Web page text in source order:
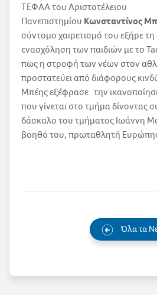
ΤΕΦΑΑ του Αριστοτέλειου
Πανεπιστημίου Κωνσταντίνος
σύντομο χαιρετισμό του εξήρε
ενασχόληση των παιδιών με το
πως η στροφή των νέων στον
προστατεύει από διάφορους
Μπέης εξέφρασε την
που γίνεται στο τμήμα δίνοντας
δάσκαλο του τμήματος Ιωάννη
βοηθό του, πρωταθλητή Ευρώπης
Όλα τα